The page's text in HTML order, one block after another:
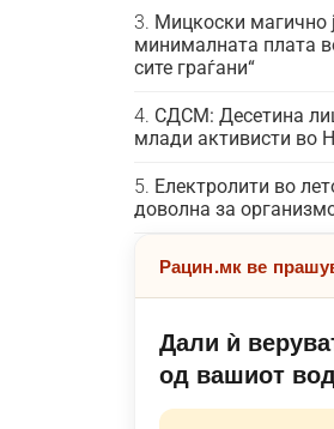
Мицкоски магично
минималната плата
сите граѓани“
СДСМ: Десетина
млади активисти во
Електролити во
доволна за
Рацин.мк ве
Дали ѝ
од вашиот